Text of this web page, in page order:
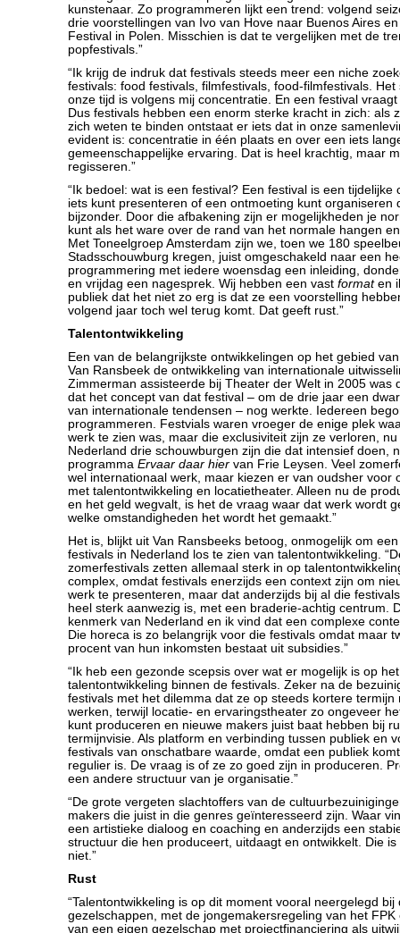
kunstenaar. Zo programmeren lijkt een trend: volgend
drie voorstellingen van Ivo van Hove naar Buenos Aires
Festival in Polen. Misschien is dat te vergelijken met de
popfestivals.”
“Ik krijg de indruk dat festivals steeds meer een niche
festivals: food festivals, filmfestivals, food-filmfestivals.
onze tijd is volgens mij concentratie. En een festival
Dus festivals hebben een enorm sterke kracht in zich: als
zich weten te binden ontstaat er iets dat in onze
evident is: concentratie in één plaats en over een iets
gemeenschappelijke ervaring. Dat is heel krachtig, maar
regisseren.”
“Ik bedoel: wat is een festival? Een festival is een tijdelijke
iets kunt presenteren of een ontmoeting kunt organiseren
bijzonder. Door die afbakening zijn er mogelijkheden je
kunt als het ware over de rand van het normale hangen
Met Toneelgroep Amsterdam zijn we, toen we 180
Stadsschouwburg kregen, juist omgeschakeld naar een
programmering met iedere woensdag een inleiding,
en vrijdag een nagesprek. Wij hebben een vast formaten
publiek dat het niet zo erg is dat ze een voorstelling
volgend jaar toch wel terug komt. Dat geeft rust.”
Talentontwikkeling
Een van de belangrijkste ontwikkelingen op het gebied
Van Ransbeek de ontwikkeling van internationale
Zimmerman assisteerde bij Theater der Welt in 2005 was
dat het concept van dat festival – om de drie jaar een
van internationale tendensen – nog werkte. Iedereen
programmeren. Festvials waren vroeger de enige plek
werk te zien was, maar die exclusiviteit zijn ze verloren,
Nederland drie schouwburgen zijn die dat intensief doen,
programma Ervaar daar hier van Frie Leysen. Veel
wel internationaal werk, maar kiezen er van oudsher voor
met talentontwikkeling en locatietheater. Alleen nu de
en het geld wegvalt, is het de vraag waar dat werk wordt
welke omstandigheden het wordt het gemaakt.”
Het is, blijkt uit Van Ransbeeks betoog, onmogelijk om
festivals in Nederland los te zien van talentontwikkeling.
zomerfestivals zetten allemaal sterk in op
complex, omdat festivals enerzijds een context zijn om
werk te presenteren, maar dat anderzijds bij al die
heel sterk aanwezig is, met een braderie-achtig centrum.
kenmerk van Nederland en ik vind dat een complexe
Die horeca is zo belangrijk voor die festivals omdat maar
procent van hun inkomsten bestaat uit subsidies.”
“Ik heb een gezonde scepsis over wat er mogelijk is op
talentontwikkeling binnen de festivals. Zeker na de
festivals met het dilemma dat ze op steeds kortere termijn
werken, terwijl locatie- en ervaringstheater zo ongeveer
kunt produceren en nieuwe makers juist baat hebben bij
termijnvisie. Als platform en verbinding tussen publiek en
festivals van onschatbare waarde, omdat een publiek
regulier is. De vraag is of ze zo goed zijn in produceren.
een andere structuur van je organisatie.”
“De grote vergeten slachtoffers van de
makers die juist in die genres geïnteresseerd zijn. Waar
een artistieke dialoog en coaching en anderzijds een
structuur die hen produceert, uitdaagt en ontwikkelt. Die
niet.”
Rust
“Talentontwikkeling is op dit moment vooral neergelegd bij
gezelschappen, met de jongemakersregeling van het
van een eigen gezelschap met projectfinanciering als